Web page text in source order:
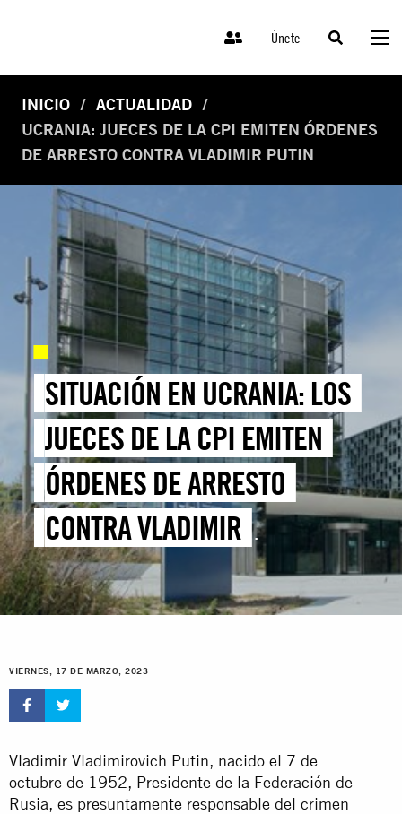
Únete
INICIO
ACTUALIDAD
UCRANIA: JUECES DE LA CPI EMITEN ÓRDENES
DE ARRESTO CONTRA VLADIMIR PUTIN
SITUACIÓN EN UCRANIA: LOS
JUECES DE LA CPI EMITEN
ÓRDENES DE ARRESTO
CONTRA VLADIMIR
VLADIMIROVICH PUTIN Y
MARIA ALEKSEYEVNA LVOVA-
BELOVA
VIERNES, 17 DE MARZO, 2023
Vladimir Vladimirovich Putin, nacido el 7 de
octubre de 1952, Presidente de la Federación de
Rusia, es presuntamente responsable del crimen